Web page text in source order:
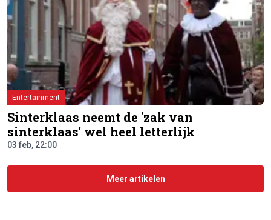
Entertainment
Sinterklaas neemt de 'zak van
sinterklaas' wel heel letterlijk
03 feb, 22:00
Meer artikelen